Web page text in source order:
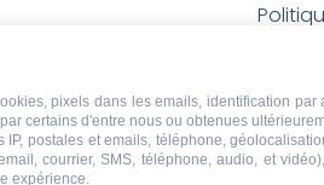
Droit
pixels dans les emails, identification
certains d'entre nous ou obtenues
postales et emails, téléphone,
courrier, SMS, téléphone, audio, et
expérience.